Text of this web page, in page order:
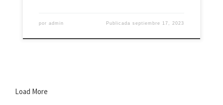
por admin Publicadaseptiembre 17, 2023
Load More